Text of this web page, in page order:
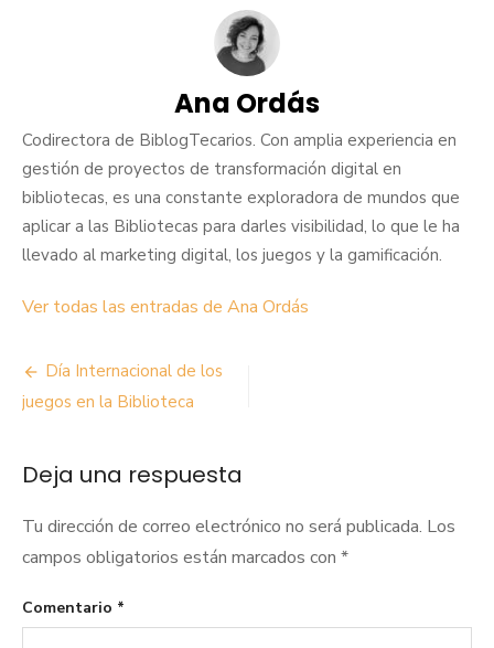
Ana Ordás
Codirectora de BiblogTecarios. Con amplia experiencia en
gestión de proyectos de transformación digital en
bibliotecas, es una constante exploradora de mundos que
aplicar a las Bibliotecas para darles visibilidad, lo que le ha
llevado al marketing digital, los juegos y la gamificación.
Ver todas las entradas de Ana Ordás
Navegación
de
Día Internacional de los
juegos en la Biblioteca
Deja una respuesta
Tu dirección de correo electrónico no será publicada. Los
campos obligatorios están marcados con *
Comentario *